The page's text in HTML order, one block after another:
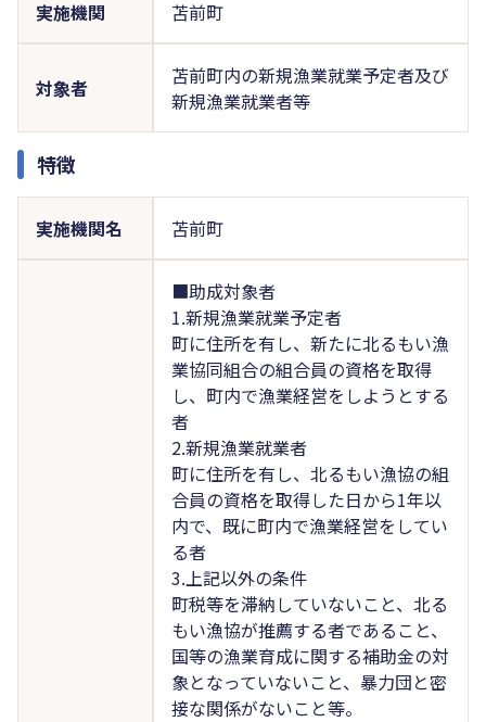
実施機関 苫前町
対象者
苫前町内の新規漁業就業予定者及び
新規漁業就業者等
特徴
実施機関名 苫前町
■助成対象者
1.新規漁業就業予定者
町に住所を有し、新たに北るもい漁
業協同組合の組合員の資格を取得
し、町内で漁業経営をしようとする
者
2.新規漁業就業者
町に住所を有し、北るもい漁協の組
合員の資格を取得した日から1年以
内で、既に町内で漁業経営をしてい
る者
3.上記以外の条件
町税等を滞納していないこと、北る
もい漁協が推薦する者であること、
国等の漁業育成に関する補助金の対
象となっていないこと、暴力団と密
接な関係がないこと等。